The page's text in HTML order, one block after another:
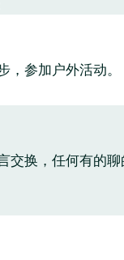
，参加户外活动。
交换，任何有的